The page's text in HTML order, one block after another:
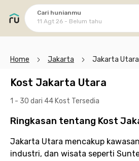
Cari hunianmu
11 Agt 26 - Belum tahu
Home Jakarta Jakarta Utara
Kost Jakarta Utara
1 - 30 dari 44 Kost Tersedia
Ringkasan tentang Kost
Jakarta Utara mencakup
industri, dan wisata seperti